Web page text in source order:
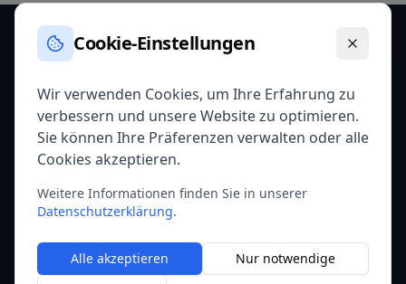
Talent. Time. Transformation
Praxisnahe SAFe®- und AI-Native-Schulungen von
erfahrenen Experten in der Schweiz.
Taleon GmbH
Stüssistrasse 50
info@taleon.ch
+41 78 302 47 67
Folgen Sie uns
©2026Taleon GmbH ·Kontakt· Impressum·Datenschutz·AGB·
Cookie-Einstellungen
Wir verwenden Cookies, um Ihre Erfahrung zu
verbessern und unsere Website zu optimieren.
Sie können Ihre Präferenzen verwalten oder alle
Cookies akzeptieren.
Weitere Informationen finden Sie in unserer
Datenschutzerklärung.
Alle akzeptieren
Nur notwendige